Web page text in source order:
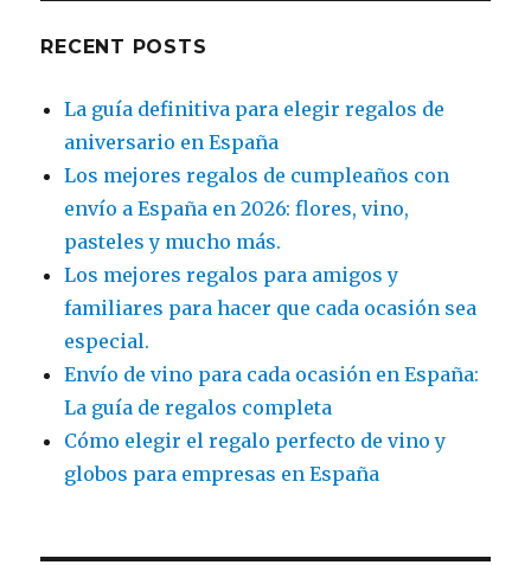
RECENT POSTS
La guía definitiva para elegir regalos de
aniversario en España
Los mejores regalos de cumpleaños con
envío a España en 2026: flores, vino,
pasteles y mucho más.
Los mejores regalos para amigos y
familiares para hacer que cada ocasión sea
especial.
Envío de vino para cada ocasión en España:
La guía de regalos completa
Cómo elegir el regalo perfecto de vino y
globos para empresas en España